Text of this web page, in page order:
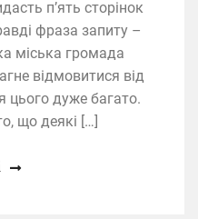
п’ять сторінок
фраза запиту –
міська громада
відмовитися від
цього дуже багато.
що деякі […]